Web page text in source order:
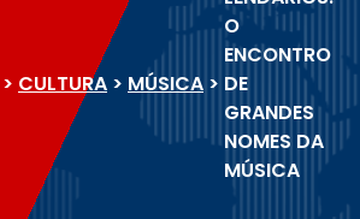
> CULTURA > MÚSICA >
O
ENCONTRO
DE
GRANDES
NOMES DA
MÚSICA